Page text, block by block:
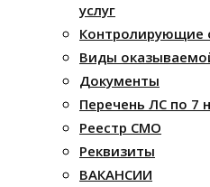
услуг
Контролирующие
Виды
Документы
Перечень ЛС по 7
Реестр СМО
Реквизиты
ВАКАНСИИ